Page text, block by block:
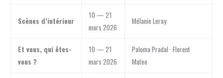
Scènes d’intérieur
10 — 21
mars 2026
Mélanie Leray
Et vous, qui êtes-
vous ?
10 — 21
mars 2026
Paloma Pradal · Florent
Mateo